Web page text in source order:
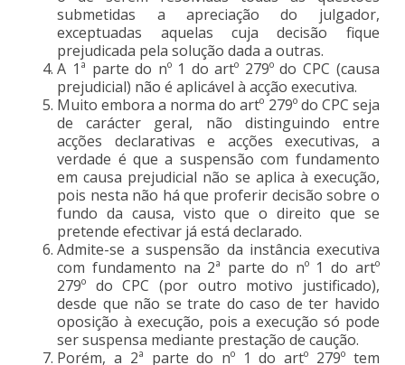
submetidas a apreciação do julgador,
exceptuadas aquelas cuja decisão fique
prejudicada pela solução dada a outras.
A 1ª parte do nº 1 do artº 279º do CPC (causa
prejudicial) não é aplicável à acção executiva.
Muito embora a norma do artº 279º do CPC seja
de carácter geral, não distinguindo entre
acções declarativas e acções executivas, a
verdade é que a suspensão com fundamento
em causa prejudicial não se aplica à execução,
pois nesta não há que proferir decisão sobre o
fundo da causa, visto que o direito que se
pretende efectivar já está declarado.
Admite-se a suspensão da instância executiva
com fundamento na 2ª parte do nº 1 do artº
279º do CPC (por outro motivo justificado),
desde que não se trate do caso de ter havido
oposição à execução, pois a execução só pode
ser suspensa mediante prestação de caução.
Porém, a 2ª parte do nº 1 do artº 279º tem